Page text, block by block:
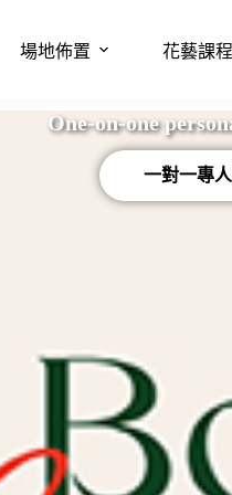
場地佈置 花藝課程
One-on-one
一對一專